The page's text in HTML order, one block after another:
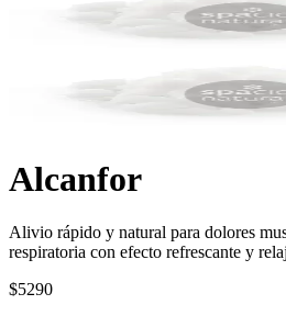
Alcanfor
Alivio rápido y natural para dolores
respiratoria con efecto refrescante y
$5290